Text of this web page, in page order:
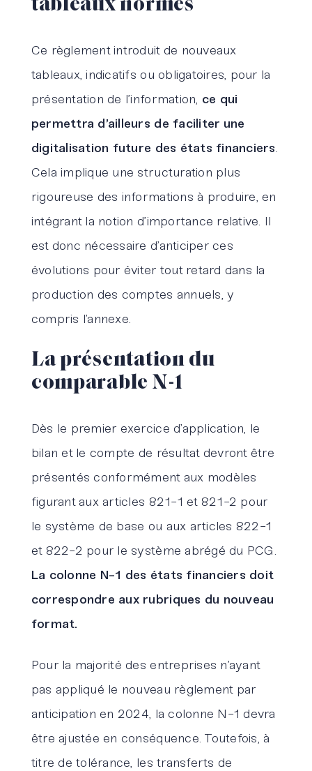
tableaux normés
Ce règlement introduit de nouveaux
tableaux, indicatifs ou obligatoires, pour la
présentation de l’information, ce qui
permettra d’ailleurs de faciliter une
digitalisation future des états financiers.
Cela implique une structuration plus
rigoureuse des informations à produire, en
intégrant la notion d’importance relative. Il
est donc nécessaire d’anticiper ces
évolutions pour éviter tout retard dans la
production des comptes annuels, y
compris l’annexe.
La présentation du
comparable N-1
Dès le premier exercice d’application, le
bilan et le compte de résultat devront être
présentés conformément aux modèles
figurant aux articles 821-1 et 821-2 pour
le système de base ou aux articles 822-1
et 822-2 pour le système abrégé du PCG.
La colonne N-1 des états financiers doit
correspondre aux rubriques du nouveau
format.
Pour la majorité des entreprises n’ayant
pas appliqué le nouveau règlement par
anticipation en 2024, la colonne N-1 devra
être ajustée en conséquence. Toutefois, à
titre de tolérance, les transferts de